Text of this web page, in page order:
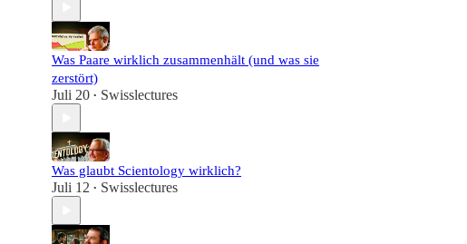
Was Paare wirklich zusammenhält (und was sie
zerstört)
Juli 20 • Swisslectures
Was glaubt Scientology wirklich?
Juli 12 • Swisslectures